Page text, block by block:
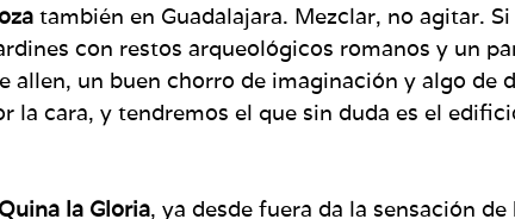
también en Guadalajara. Mezclar, no agitar.
con restos arqueológicos romanos y un
un buen chorro de imaginación y algo de
la cara, y tendremos el que sin duda es el
Quina la Gloria, ya desde fuera da la sensación